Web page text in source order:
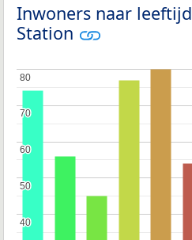
Inwoners naar
Station
40
40
50
50
60
60
70
70
80
80